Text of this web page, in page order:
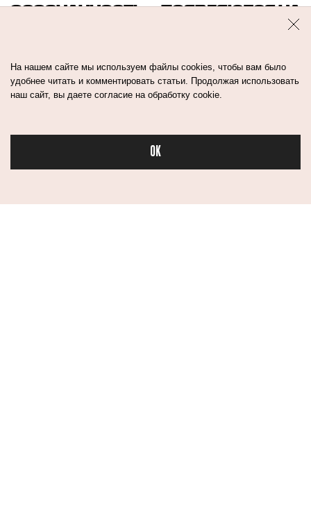
Бьюти в спорте
ОСОЗНАННОСТЬ
ПОЯВЛЯЮТСЯ НА
На нашем сайте мы используем файлы cookies, чтобы вам было
удобнее читать и комментировать статьи. Продолжая использовать
наш сайт, вы даете согласие на обработку cookie.
OK